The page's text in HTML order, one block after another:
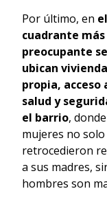
Por último, en el
cuadrante más
preocupante se
ubican vivienda
propia, acceso
salud y
el barrio,
mujeres no solo
retrocedieron
a sus madres,
hombres son